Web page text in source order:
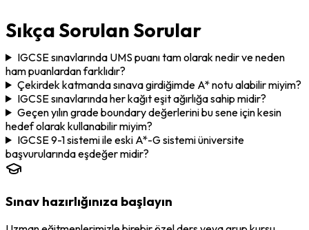
Sıkça Sorulan Sorular
IGCSE sınavlarında UMS puanı tam olarak nedir ve neden
ham puanlardan farklıdır?
Çekirdek katmanda sınava girdiğimde A* notu alabilir miyim?
IGCSE sınavlarında her kağıt eşit ağırlığa sahip midir?
Geçen yılın grade boundary değerlerini bu sene için kesin
hedef olarak kullanabilir miyim?
IGCSE 9-1 sistemi ile eski A*-G sistemi üniversite
başvurularında eşdeğer midir?
Sınav hazırlığınıza başlayın